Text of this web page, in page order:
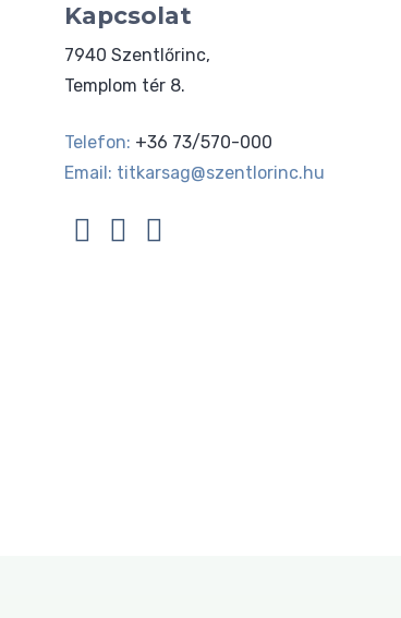
Kapcsolat
7940 Szentlőrinc,
Templom tér 8.
Telefon: +36 73/570-000
Email: titkarsag@szentlorinc.hu